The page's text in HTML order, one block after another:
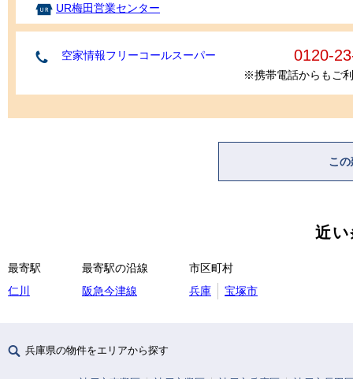
UR梅田営業センター
空家情報フリーコールスーパー 0120-
※携帯電話からもご
こ
近
最寄駅
仁川
最寄駅の沿線
阪急今津線
市区町村
兵庫
宝塚市
兵庫県の物件をエリアから探す